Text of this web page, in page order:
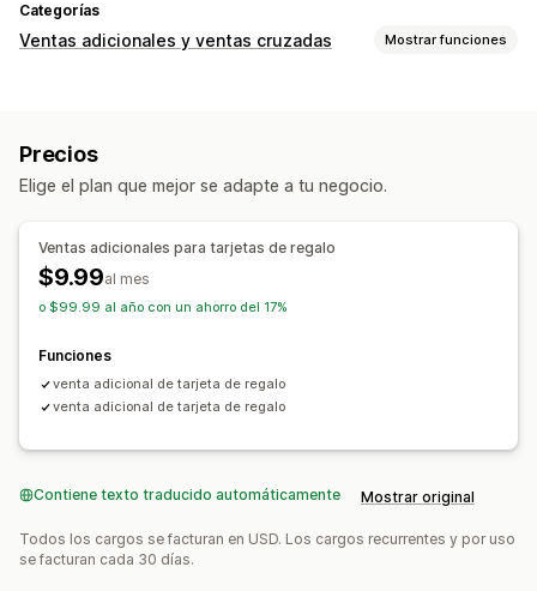
Categorías
Ventas adicionales y ventas cruzadas Mostrar funciones
Venta adicional en la página de producto
Venta adicional en la página de agradecimiento
Recomendaciones de productos
Precios
Elige el plan que mejor se adapte a tu negocio.
Ventas adicionales para tarjetas de regalo
$9.99al mes
o $99.99 al año con un ahorro del 17%
Funciones
venta adicional de tarjeta de regalo
venta adicional de tarjeta de regalo
Contiene texto traducido automáticamente Mostrar original
Todos los cargos se facturan en USD. Los cargos recurrentes y por uso
se facturan cada 30 días.